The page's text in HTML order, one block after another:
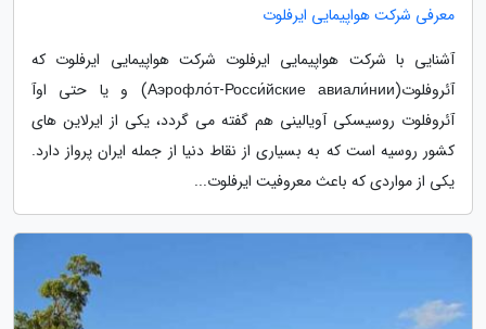
معرفی شرکت هواپیمایی ایرفلوت
آشنایی با شرکت هواپیمایی ایرفلوت شرکت هواپیمایی ایرفلوت که
آئروفلوت(Аэрофло́т-Росси́йские авиали́нии) و یا حتی اوآ
آئروفلوت روسیسکی آویالینی هم گفته می گردد، یکی از ایرلاین های
کشور روسیه است که به بسیاری از نقاط دنیا از جمله ایران پرواز دارد.
یکی از مواردی که باعث معروفیت ایرفلوت...